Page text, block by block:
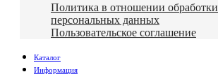
Политика в отношении обработки
персональных данных
Пользовательское соглашение
Каталог
Информация